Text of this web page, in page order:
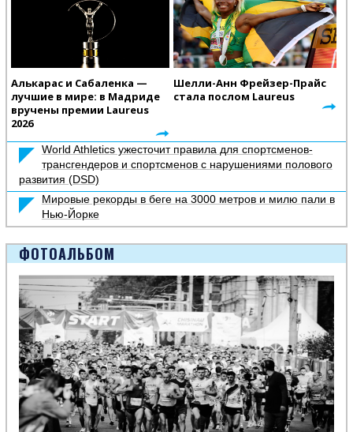
Алькарас и Сабаленка —
лучшие в мире: в Мадриде
вручены премии Laureus
2026
Шелли-Анн Фрейзер-Прайс
стала послом Laureus
World Athletics ужесточит правила для спортсменов-
трансгендеров и спортсменов с нарушениями полового
развития (DSD)
Мировые рекорды в беге на 3000 метров и милю пали в
Нью-Йорке
ФОТОАЛЬБОМ